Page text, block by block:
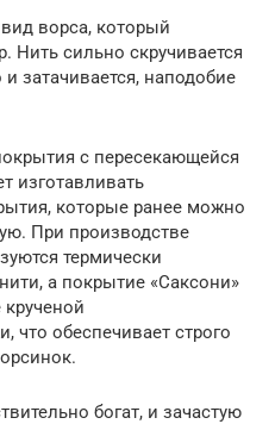
ворса, который
Нить сильно скручивается
затачивается, наподобие
с пересекающейся
изготавливать
которые ранее можно
При производстве
термически
а покрытие «Саксони»
крученой
что обеспечивает строго
богат, и зачастую